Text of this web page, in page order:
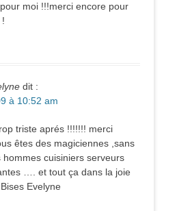
moi !!!merci encore pour
dit :
à 10:52 am
triste aprés !!!!!!! merci
êtes des magiciennes ,sans
cuisiniers serveurs
…. et tout ça dans la joie
Evelyne